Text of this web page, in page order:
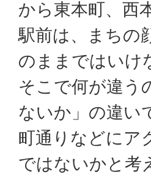
から東本町、西
駅前は、まちの
のままではいけ
そこで何が違う
ないか」の違い
町通りなどにア
ではないかと考